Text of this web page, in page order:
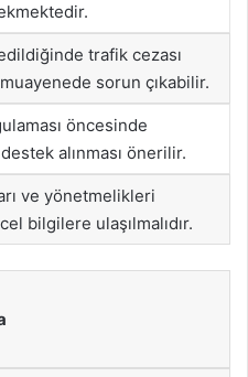
trafik cezası
sorun çıkabilir.
öncesinde
alınması önerilir.
ve yönetmelikleri
bilgilere ulaşılmalıdır.